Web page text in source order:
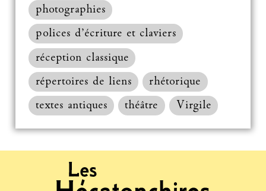
photographies
polices d’écriture et claviers
réception classique
répertoires de liens
rhétorique
textes antiques
théâtre Virgile